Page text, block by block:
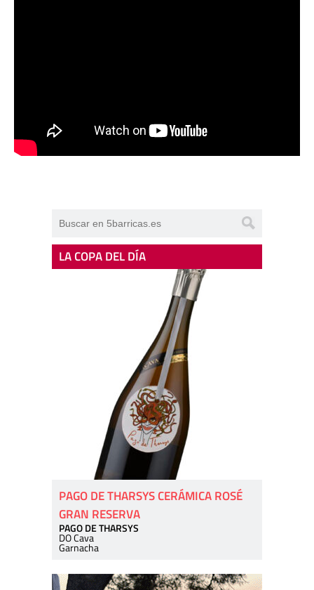
LA COPA DEL DÍA
PAGO DE THARSYS CERÁMICA ROSÉ
GRAN RESERVA
PAGO DE THARSYS
DO Cava
Garnacha